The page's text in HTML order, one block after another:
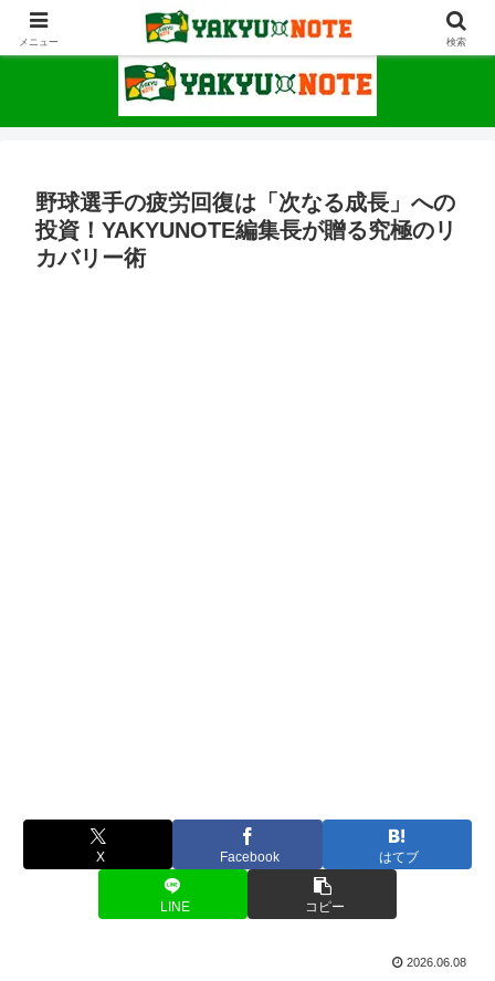
野球が上手くなるための情報サイト
野球選手の疲労回復は「次なる成長」への
投資！YAKYUNOTE編集長が贈る究極のリ
カバリー術
X Facebook はてブ
LINE コピー
2026.06.08
メニュー 検索